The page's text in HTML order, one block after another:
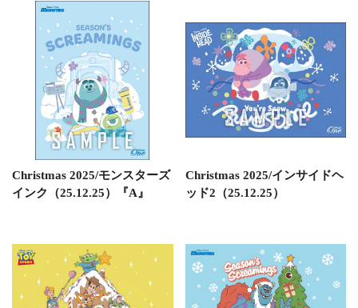
Christmas 2025/モンスターズ
インク（25.12.25）『A』
Christmas 2025/インサイドヘ
ッド2（25.12.25）